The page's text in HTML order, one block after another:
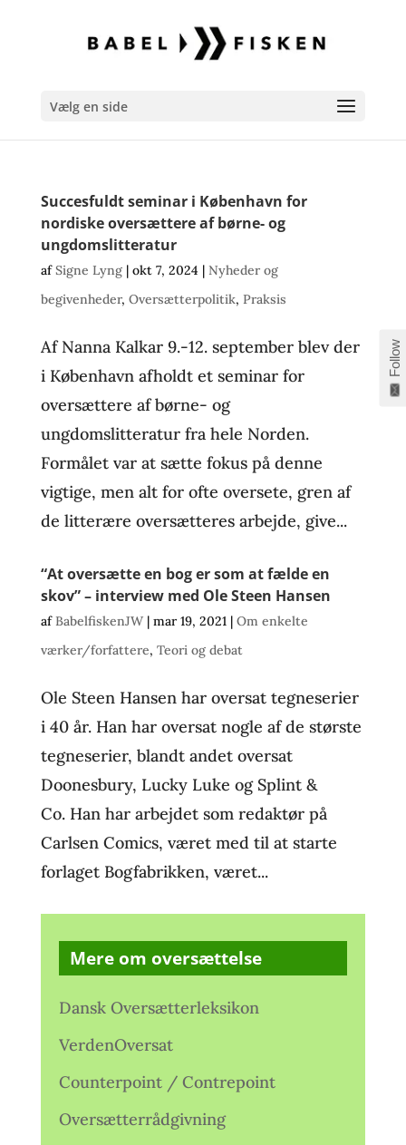
Vælg en side
Succesfuldt seminar i København for
nordiske oversættere af børne- og
ungdomslitteratur
afSigne Lyng| okt 7, 2024 | Nyheder og
begivenheder, Oversætterpolitik, Praksis
Af Nanna Kalkar 9.-12. september blev der
i København afholdt et seminar for
oversættere af børne- og
ungdomslitteratur fra hele Norden.
Formålet var at sætte fokus på denne
vigtige, men alt for ofte oversete, gren af
de litterære oversætteres arbejde, give...
“At oversætte en bog er som at fælde en
skov” – interview med Ole Steen Hansen
afBabelfiskenJW| mar 19, 2021| Om enkelte
værker/forfattere, Teori og debat
Ole Steen Hansen har oversat tegneserier
i 40 år. Han har oversat nogle af de største
tegneserier, blandt andet oversat
Doonesbury, Lucky Luke og Splint &
Co. Han har arbejdet som redaktør på
Carlsen Comics, været med til at starte
forlaget Bogfabrikken, været...
Mere om oversættelse
Dansk Oversætterleksikon
VerdenOversat
Counterpoint / Contrepoint
Oversætterrådgivning
Follow